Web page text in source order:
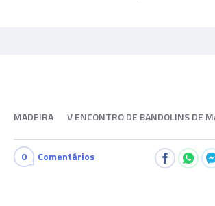
MADEIRA V ENCONTRO DE BANDOLINS DE
0 Comentários